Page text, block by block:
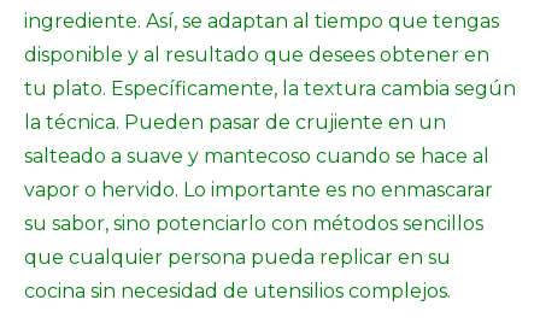
ingrediente. Así, se adaptan al tiempo que tengas
disponible y al resultado que desees obtener en
tu plato. Específicamente, la textura cambia según
la técnica. Pueden pasar de crujiente en un
salteado a suave y mantecoso cuando se hace al
vapor o hervido. Lo importante es no enmascarar
su sabor, sino potenciarlo con métodos sencillos
que cualquier persona pueda replicar en su
cocina sin necesidad de utensilios complejos.